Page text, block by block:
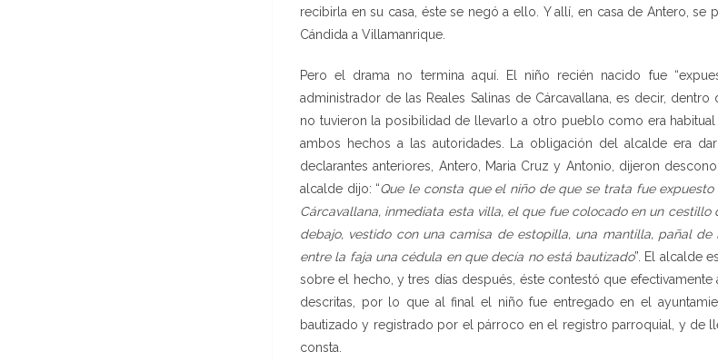
recibirla en su casa, éste se negó a ello. Y allí, en casa de Antero,
Cándida a Villamanrique.
Pero el drama no termina aquí. El niño recién nacido fue
administrador de las Reales Salinas de Cárcavallana, es decir,
no tuvieron la posibilidad de llevarlo a otro pueblo como era
ambos hechos a las autoridades. La obligación del alcalde era
declarantes anteriores, Antero, Maria Cruz y Antonio, dijeron
alcalde dijo: “Que le consta que el niño de que se trata fue
Cárcavallana, inmediata esta villa, el que fue colocado en un
debajo, vestido con una camisa de estopilla, una mantilla, pañal
entre la faja una cédula en que decía no está bautizado”. El alcalde
sobre el hecho, y tres días después, éste contestó que
descritas, por lo que al final el niño fue entregado en el
bautizado y registrado por el párroco en el registro parroquial, y de
consta.